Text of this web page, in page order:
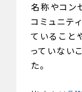
名称やコン
コミュニテ
ていること
っていない
た。